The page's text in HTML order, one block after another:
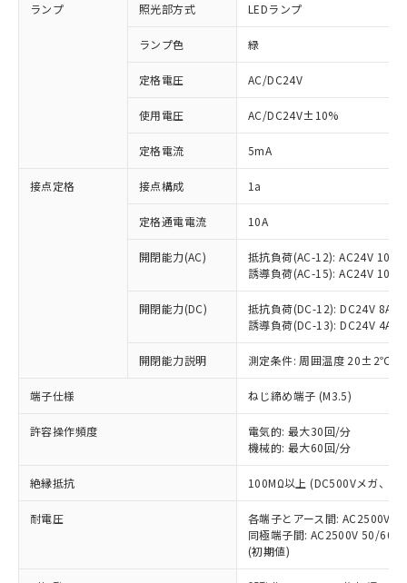
ランプ 照光部方式 LEDランプ
ランプ色 緑
定格電圧 AC/DC24V
使用電圧 AC/DC24V±10%
定格電流 5mA
接点定格 接点構成 1a
定格通電電流 10A
開閉能力(AC)
抵抗負荷(AC-12): AC24V 10A/
誘導負荷(AC-15): AC24V
開閉能力(DC)
抵抗負荷(DC-12): DC24V 8A/
誘導負荷(DC-13): DC24V 4A/
開閉能力説明 測定条件: 周囲温度 20±2℃、
端子仕様 ねじ締め端子 (M3.5)
許容操作頻度
電気的: 最大30回/分
機械的: 最大60回/分
絶縁抵抗 100MΩ以上 (DC500Vメガ、点
耐電圧
各端子とアース間: AC2500V
同極端子間: AC2500V 50/
(初期値)
ご利用条件
以下の条件をお読みいただき、同意のうえ
ご利用ください。
本サービスは、当社制御機器事業取扱
商品の当社在庫状況および標準価格
(税抜)を提供させていただくもので
当社制御機器事業取扱商品の中には、
本サービスの対象外となる商品もある
ことをご了承ください。
在庫状況および標準価格照会結果は、
記載している更新日時点での社内デー
タに基づき作成されるものであり、閲
覧された時点での実際の在庫および標
準価格とは異なる場合があることをご
※1 対応状況
対応済み：EU RoHS指令（10物質）の
非含有に対応した製品が提供可能な商品で
対応予定：EU RoHS指令（10物質）の非含
有に対応した製品に切り替える予定のある
対応予定なし：EU RoHS指令（10物質）の
非含有に非対応の商品で、対応品を出す予
定はありません。
調査・確認中：EU RoHS指令（10物質）の
非含有の対応状況を調査中または確認中の
非該当品：ライセンス料など無形物で、有
害物質有無と関係のない商品です。
仕入先様の事情により、非含有部品として
いたものが、含有品と判明した場合などや
むを得ず変更することがあります。
鉛(Pb) 1000ppm以下、 水銀(Hg) 1000ppm以下、 カド
六価クロム(Cr(Ⅵ)) 1000ppm以下、ポリ臭化ビフェニル
類(PBB) 1000ppm以下、ポリ臭化ジフェニルエーテル類
(PBDE) 1000ppm以下、フタル酸ビス(2-エチルヘキシ
※1 中国RoHS○×表
「○」：最大均質材料含有率が中国RoHSの
基準値以下であることを示します。
「×」：最大均質材料含有率が中国RoHSの
基準値を超えていることを示します。
「－」：未確認です。当社販売部門へお問
い合わせください。
*中国RoHS10物質の基準値 (GB/T26572)：
Pb(鉛) :1000ppm、 Hg(水銀) : 1000ppm、 Cd(カドミウ
Cr(Ⅵ)(六価クロム) : 1000ppm、 PBBs(ポリ臭化ビフェ
当社は、これら貴社製品のうち、外国
為替および外国貿易法に定める商品
（以下｢規制貨物等」という）を輸出
国政府の輸出許可(または役務取引許
可)を取得するなどの必要な手続きを